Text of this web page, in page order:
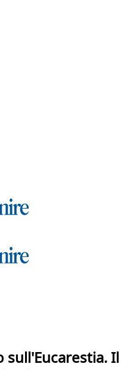
sull'Eucarestia. Il